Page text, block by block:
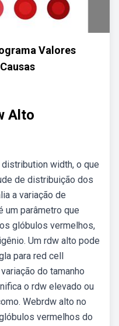
Valores
Alto
width, o que
de distribuição dos
a variação de
um parâmetro que
glóbulos vermelhos,
Um rdw alto pode
para red cell
do tamanho
o rdw elevado ou
Webrdw alto no
vermelhos do